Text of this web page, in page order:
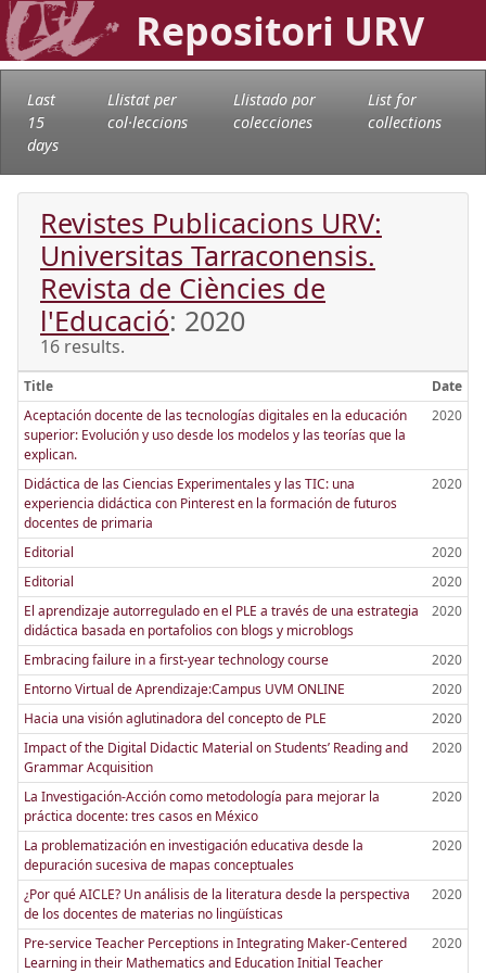
Repositori URV
Last
15
days
Llistat per
col·leccions
Llistado por
colecciones
List for
collections
Revistes Publicacions URV:
Universitas Tarraconensis.
Revista de Ciències de
l'Educació: 2020
16 results.
Title
Date
Aceptación docente de las tecnologías digitales en la educación
superior: Evolución y uso desde los modelos y las teorías que la
explican.
2020
Didáctica de las Ciencias Experimentales y las TIC: una
experiencia didáctica con Pinterest en la formación de futuros
docentes de primaria
2020
Editorial
2020
Editorial
2020
El aprendizaje autorregulado en el PLE a través de una estrategia
didáctica basada en portafolios con blogs y microblogs
2020
Embracing failure in a first-year technology course
2020
Entorno Virtual de Aprendizaje:Campus UVM ONLINE
2020
Hacia una visión aglutinadora del concepto de PLE
2020
Impact of the Digital Didactic Material on Students’ Reading and
Grammar Acquisition
2020
La Investigación-Acción como metodología para mejorar la
práctica docente: tres casos en México
2020
La problematización en investigación educativa desde la
depuración sucesiva de mapas conceptuales
2020
¿Por qué AICLE? Un análisis de la literatura desde la perspectiva
de los docentes de materias no lingüísticas
2020
Pre-service Teacher Perceptions in Integrating Maker-Centered
Learning in their Mathematics and Education Initial Teacher
2020